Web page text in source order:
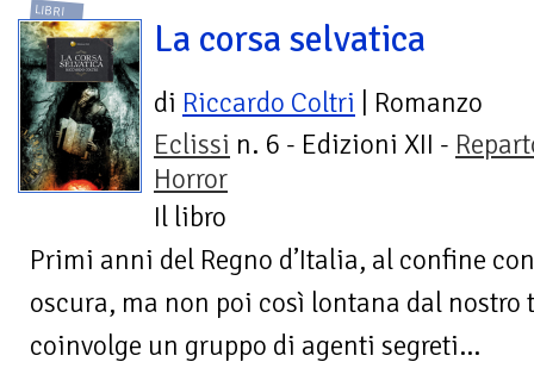
LIBRI
La corsa selvatica
di Riccardo Coltri | Romanzo
Eclissi n. 6 - Edizioni XII -
Horror
Il libro
Primi anni del Regno d’Italia, al confine
oscura, ma non poi così lontana dal
coinvolge un gruppo di agenti segreti...